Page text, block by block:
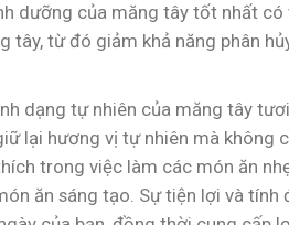
dưỡng của măng tây tốt nhất
tây, từ đó giảm khả năng phân
dạng tự nhiên của măng tây
lại hương vị tự nhiên mà không
trong việc làm các món ăn
ăn sáng tạo. Sự tiện lợi và